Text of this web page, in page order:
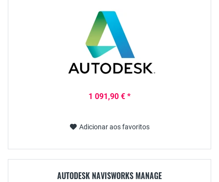
1 091,90 € *
Adicionar aos favoritos
AUTODESK NAVISWORKS MANAGE